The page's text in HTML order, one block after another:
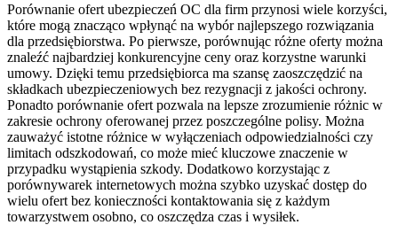
Porównanie ofert ubezpieczeń OC dla firm przynosi wiele korzyści,
które mogą znacząco wpłynąć na wybór najlepszego rozwiązania
dla przedsiębiorstwa. Po pierwsze, porównując różne oferty można
znaleźć najbardziej konkurencyjne ceny oraz korzystne warunki
umowy. Dzięki temu przedsiębiorca ma szansę zaoszczędzić na
składkach ubezpieczeniowych bez rezygnacji z jakości ochrony.
Ponadto porównanie ofert pozwala na lepsze zrozumienie różnic w
zakresie ochrony oferowanej przez poszczególne polisy. Można
zauważyć istotne różnice w wyłączeniach odpowiedzialności czy
limitach odszkodowań, co może mieć kluczowe znaczenie w
przypadku wystąpienia szkody. Dodatkowo korzystając z
porównywarek internetowych można szybko uzyskać dostęp do
wielu ofert bez konieczności kontaktowania się z każdym
towarzystwem osobno, co oszczędza czas i wysiłek.